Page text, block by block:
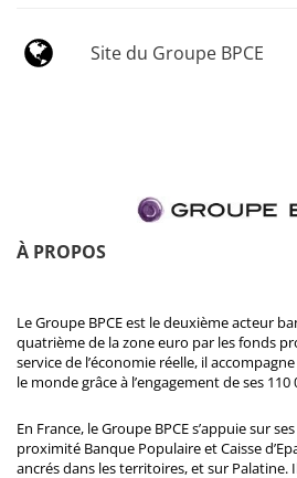
Site du Groupe BPCE
À PROPOS
Le Groupe BPCE est le deuxième acteur
quatrième de la zone euro par les fonds
service de l’économie réelle, il
le monde grâce à l’engagement de ses
En France, le Groupe BPCE s’appuie sur
proximité Banque Populaire et Caisse
ancrés dans les territoires, et sur Palatine.